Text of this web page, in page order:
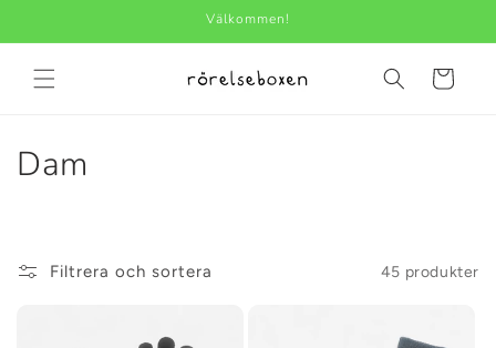
Välkommen!
Varukorg
P
d
Dam
Filtrera och sortera 45 produkter